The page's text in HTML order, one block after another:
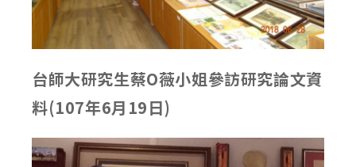
台師大研究生蔡O薇小姐參訪研究論文資
料(107年6月19日)